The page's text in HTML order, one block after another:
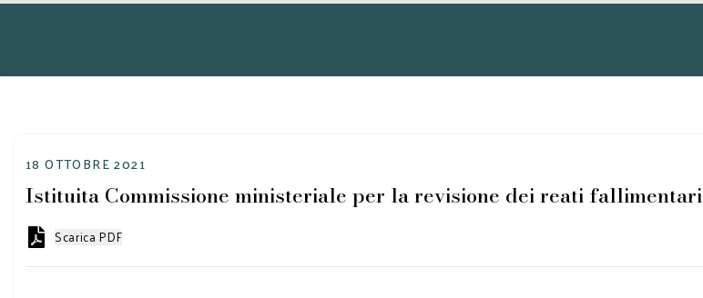
18 OTTOBRE 2021
Istituita Commissione ministeriale per la revisione dei reati fallimentari
Scarica PDF